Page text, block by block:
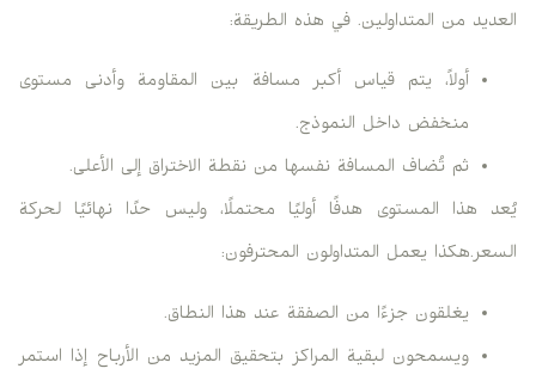
العديد من المتداولين. في هذه الطريقة:
أولاً، يتم قياس أكبر مسافة بين المقاومة وأدنى مستوى
منخفض داخل النموذج.
ثم تُضاف المسافة نفسها من نقطة الاختراق إلى الأعلى.
يُعد هذا المستوى هدفًا أوليًا محتملًا، وليس حدًا نهائيًا لحركة
السعر.هكذا يعمل المتداولون المحترفون:
يغلقون جزءًا من الصفقة عند هذا النطاق.
ويسمحون لبقية المراكز بتحقيق المزيد من الأرباح إذا استمر